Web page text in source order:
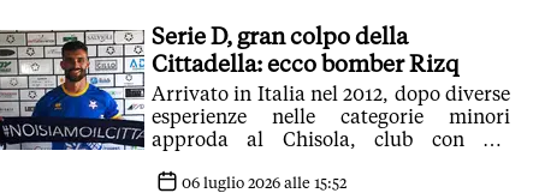
Serie D, gran colpo della
Cittadella: ecco bomber Rizq
Arrivato in Italia nel 2012, dopo diverse
esperienze nelle categorie minori
approda al Chisola, club con cui
06 luglio 2026 alle 15:52